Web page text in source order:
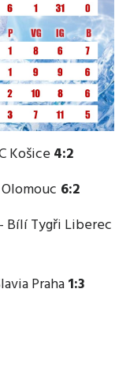
Košice 4:2
6:2
Bílí Tygři Liberec
Praha1:3